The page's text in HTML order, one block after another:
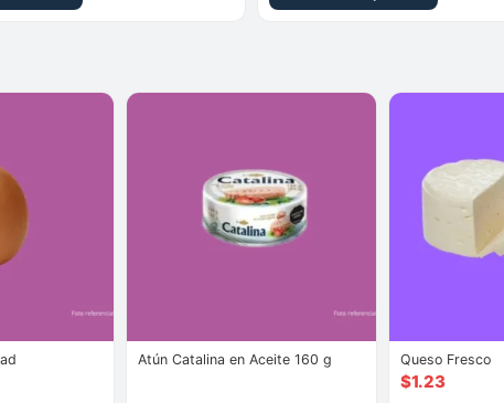
desde
$6.14
tiene
Las
opciones
se
Atún Catalina en Aceite 160 g Queso Fresco
$1.23
Rango